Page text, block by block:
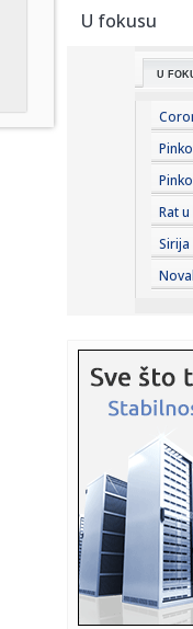
23:44:
23:41:
23:41:
vezu?
23:38:
23:36:
23:34:
Benfika
23:33:
nju ...
23:33:
osvj...
23:33:
ćer...
23:32:
U fokusu
U
Rat
Sirija